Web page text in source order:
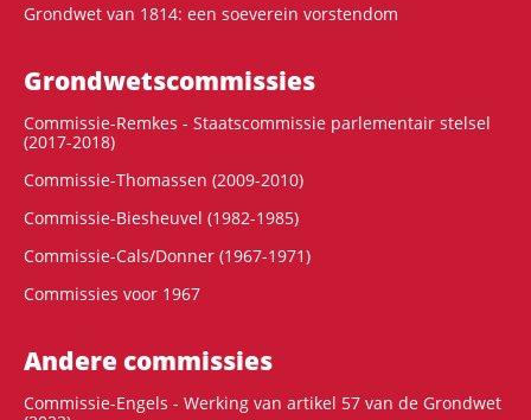
Grondwet van 1814: een soeverein vorstendom
Grondwets­commissies
Commissie-Remkes - Staatscommissie parlementair stelsel
(2017-2018)
Commissie-Thomassen (2009-2010)
Commissie-Biesheuvel (1982-1985)
Commissie-Cals/Donner (1967-1971)
Commissies voor 1967
Andere commissies
Commissie-Engels - Werking van artikel 57 van de Grondwet